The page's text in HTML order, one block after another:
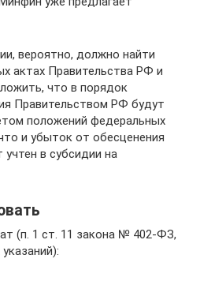
вероятно, должно найти
актах Правительства РФ и
что в порядок
Правительством РФ будут
положений федеральных
и убыток от обесценения
в субсидии на
(п. 1 ст. 11 закона № 402-ФЗ,